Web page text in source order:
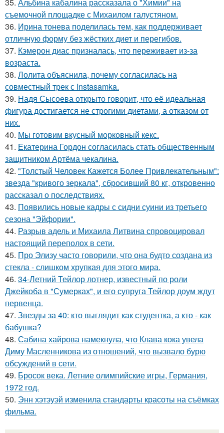
съемочной площадке с Михаилом галустяном.
36. Ирина тонева поделилась тем, как поддерживает
отличную форму без жёстких диет и перегибов.
37. Кэмерон диас призналась, что переживает из-за
возраста.
38. Лолита объяснила, почему согласилась на
совместный трек с Instasamka.
39. Надя Сысоева открыто говорит, что её идеальная
фигура достигается не строгими диетами, а отказом от
них.
40. Мы готовим вкусный морковный кекс.
41. Екатерина Гордон согласилась стать общественным
защитником Артёма чекалина.
42. "Толстый Человек Кажется Более Привлекательным":
звезда "кривого зеркала", сбросивший 80 кг, откровенно
рассказал о последствиях.
43. Появились новые кадры с сидни суини из третьего
сезона "Эйфории".
44. Разрыв адель и Михаила Литвина спровоцировал
настоящий переполох в сети.
45. Про Элизу часто говорили, что она будто создана из
стекла - слишком хрупкая для этого мира.
46. 34-Летний Тейлор лотнер, известный по роли
Джейкоба в "Сумерках", и его супруга Тейлор доум ждут
первенца.
47. Звезды за 40: кто выглядит как студентка, а кто - как
бабушка?
48. Сабина хайрова намекнула, что Клава кока увела
Диму Масленникова из отношений, что вызвало бурю
обсуждений в сети.
49. Бросок века. Летние олимпийские игры, Германия,
1972 год.
50. Энн хэтэуэй изменила стандарты красоты на съёмках
фильма.